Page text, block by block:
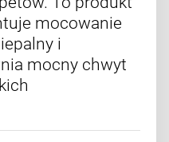
mocowanie
i
mocny chwyt